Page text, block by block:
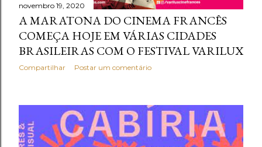
novembro 19, 2020
A MARATONA DO CINEMA FRANCÊS
COMEÇA HOJE EM VÁRIAS CIDADES
BRASILEIRAS COM O FESTIVAL VARILUX
Compartilhar Postar um comentário